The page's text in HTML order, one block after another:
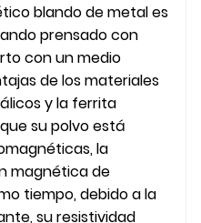
blando de metal es
prensado con
con un medio
de los materiales
y la ferrita
su polvo está
la
magnética de
tiempo, debido a la
su resistividad